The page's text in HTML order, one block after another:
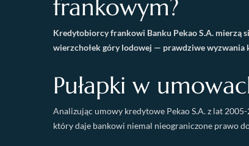
frankowym?
Kredytobiorcy frankowi Banku Pekao S.A. mierzą
wierzchołek góry lodowej — prawdziwe wyzwania
Pułapki w
Analizując umowy kredytowe Pekao S.A. z lat
który daje bankowi niemal nieograniczone prawo